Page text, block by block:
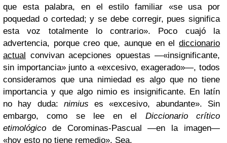
que esta palabra, en el estilo familiar «se usa por
poquedad o cortedad; y se debe corregir, pues significa
esta voz totalmente lo contrario». Poco cuajó la
advertencia, porque creo que, aunque en el diccionario
actual convivan acepciones opuestas —«insignificante,
sin importancia» junto a «excesivo, exagerado»—, todos
consideramos que una nimiedad es algo que no tiene
importancia y que algo nimio es insignificante. En latín
no hay duda: nimius es «excesivo, abundante». Sin
embargo, como se lee en el Diccionario crítico
etimológico de Corominas-Pascual —en la imagen—
«hoy esto no tiene remedio». Sea.